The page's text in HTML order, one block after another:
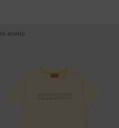
In sconto